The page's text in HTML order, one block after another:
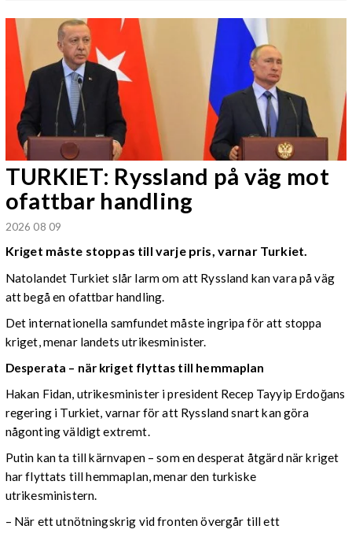
TURKIET: Ryssland på väg mot
ofattbar handling
2026 08 09
Kriget måste stoppas till varje pris, varnar Turkiet.
Natolandet Turkiet slår larm om att Ryssland kan vara på väg
att begå en ofattbar handling.
Det internationella samfundet måste ingripa för att stoppa
kriget, menar landets utrikesminister.
Desperata – när kriget flyttas till hemmaplan
Hakan Fidan, utrikesminister i president Recep Tayyip Erdoğans
regering i Turkiet, varnar för att Ryssland snart kan göra
någonting väldigt extremt.
Putin kan ta till kärnvapen – som en desperat åtgärd när kriget
har flyttats till hemmaplan, menar den turkiske
utrikesministern.
– När ett utnötningskrig vid fronten övergår till ett